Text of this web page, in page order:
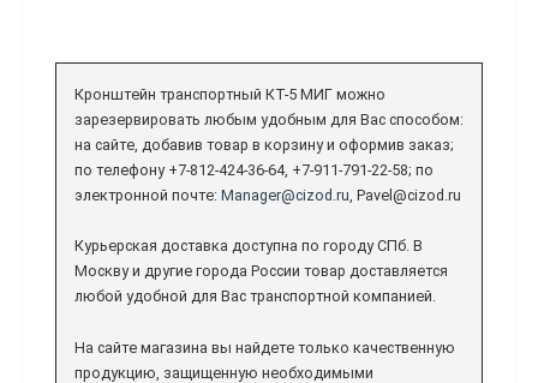
Кронштейн транспортный КТ-5 МИГ можно
зарезервировать любым удобным для Вас способом:
на сайте, добавив товар в корзину и оформив заказ;
по телефону +7-812-424-36-64, +7-911-791-22-58; по
электронной почте: Manager@cizod.ru , Pavel@cizod.ru
Курьерская доставка доступна по городу СПб. В
Москву и другие города России товар доставляется
любой удобной для Вас транспортной компанией.
На сайте магазина вы найдете только качественную
продукцию, защищенную необходимыми